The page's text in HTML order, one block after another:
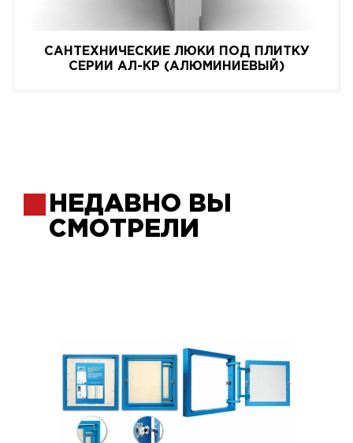
САНТЕХНИЧЕСКИЕ ЛЮКИ ПОД ПЛИТКУ
СЕРИИ АЛ-КР (АЛЮМИНИЕВЫЙ)
НЕДАВНО ВЫ
СМОТРЕЛИ